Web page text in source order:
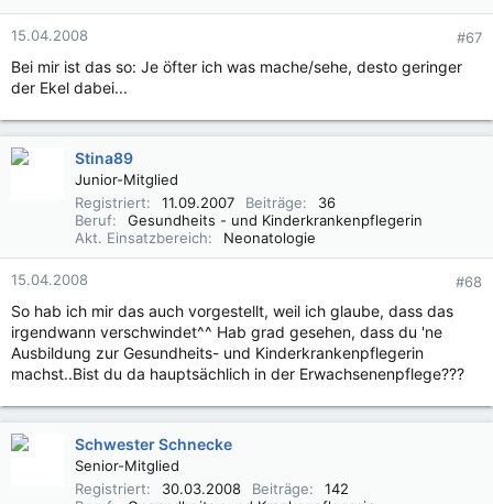
15.04.2008 #67
Bei mir ist das so: Je öfter ich was mache/sehe, desto geringer
der Ekel dabei...
Stina89
Junior-Mitglied
Registriert
11.09.2007 Beiträge
36
Beruf
Gesundheits - und Kinderkrankenpflegerin
Akt. Einsatzbereich
Neonatologie
15.04.2008 #68
So hab ich mir das auch vorgestellt, weil ich glaube, dass das
irgendwann verschwindet^^ Hab grad gesehen, dass du 'ne
Ausbildung zur Gesundheits- und Kinderkrankenpflegerin
machst..Bist du da hauptsächlich in der Erwachsenenpflege???
Schwester Schnecke
Senior-Mitglied
Registriert
30.03.2008 Beiträge
142